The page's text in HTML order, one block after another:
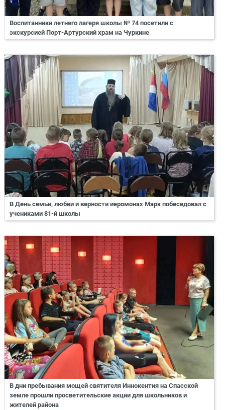
Воспитанники летнего лагеря школы № 74 посетили с
экскурсией Порт-Артурский храм на Чуркине
В День семьи, любви и верности иеромонах Марк побеседовал с
учениками 81-й школы
В дни пребывания мощей святителя Иннокентия на Спасской
земле прошли просветительские акции для школьников и
жителей района